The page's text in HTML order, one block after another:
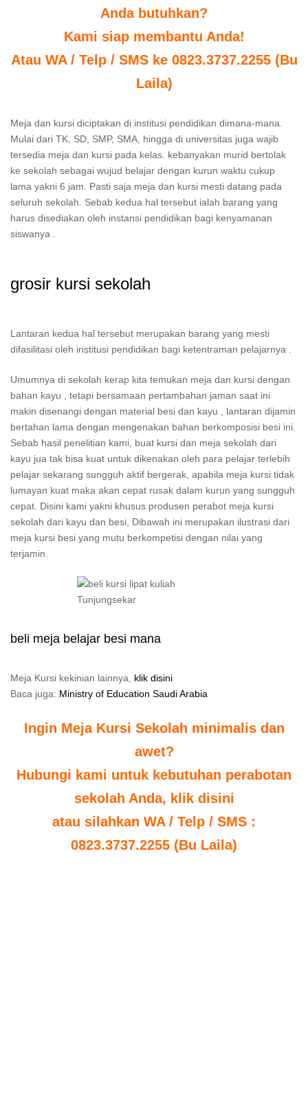
Anda butuhkan?
Kami siap membantu Anda!
Atau WA / Telp / SMS ke 0823.3737.2255 (Bu
Laila)
Meja dan kursi diciptakan di institusi pendidikan dimana-mana.
Mulai dari TK, SD, SMP, SMA, hingga di universitas juga wajib
tersedia meja dan kursi pada kelas. kebanyakan murid bertolak
ke sekolah sebagai wujud belajar dengan kurun waktu cukup
lama yakni 6 jam. Pasti saja meja dan kursi mesti datang pada
seluruh sekolah. Sebab kedua hal tersebut ialah barang yang
harus disediakan oleh instansi pendidikan bagi kenyamanan
siswanya .
grosir kursi sekolah
Lantaran kedua hal tersebut merupakan barang yang mesti
difasilitasi oleh institusi pendidikan bagi ketentraman pelajarnya .
Umumnya di sekolah kerap kita temukan meja dan kursi dengan
bahan kayu , tetapi bersamaan pertambahan jaman saat ini
makin disenangi dengan material besi dan kayu , lantaran dijamin
bertahan lama dengan mengenakan bahan berkomposisi besi ini.
Sebab hasil penelitian kami, buat kursi dan meja sekolah dari
kayu jua tak bisa kuat untuk dikenakan oleh para pelajar terlebih
pelajar sekarang sungguh aktif bergerak, apabila meja kursi tidak
lumayan kuat maka akan cepat rusak dalam kurun yang sungguh
cepat. Disini kami yakni khusus produsen perabot meja kursi
sekolah dari kayu dan besi, Dibawah ini merupakan ilustrasi dari
meja kursi besi yang mutu berkompetisi dengan nilai yang
terjamin.
beli meja belajar besi mana
Meja Kursi kekinian lainnya, klik disini
Baca juga: Ministry of Education Saudi Arabia
Ingin Meja Kursi Sekolah minimalis dan
awet?
Hubungi kami untuk kebutuhan perabotan
sekolah Anda, klik disini
atau silahkan WA / Telp / SMS :
0823.3737.2255 (Bu Laila)